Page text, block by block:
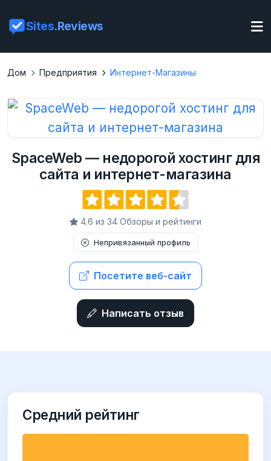
Sites.Reviews
Дом Предприятия Интернет-Магазины
SpaceWeb — недорогой хостинг для
сайта и интернет-магазина
4.6 из 34 Обзоры и рейтинги
Непривязанный профиль
Посетите веб-сайт
Написать отзыв
Средний рейтинг